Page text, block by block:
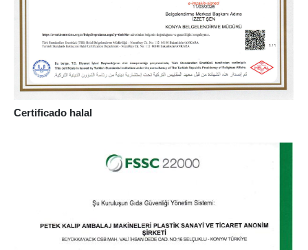
Certificado halal